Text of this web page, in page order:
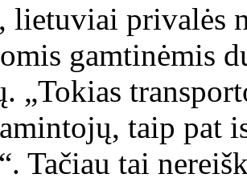
lietuviai privalės
gamtinėmis
„Tokias
taip pat
Tačiau tai